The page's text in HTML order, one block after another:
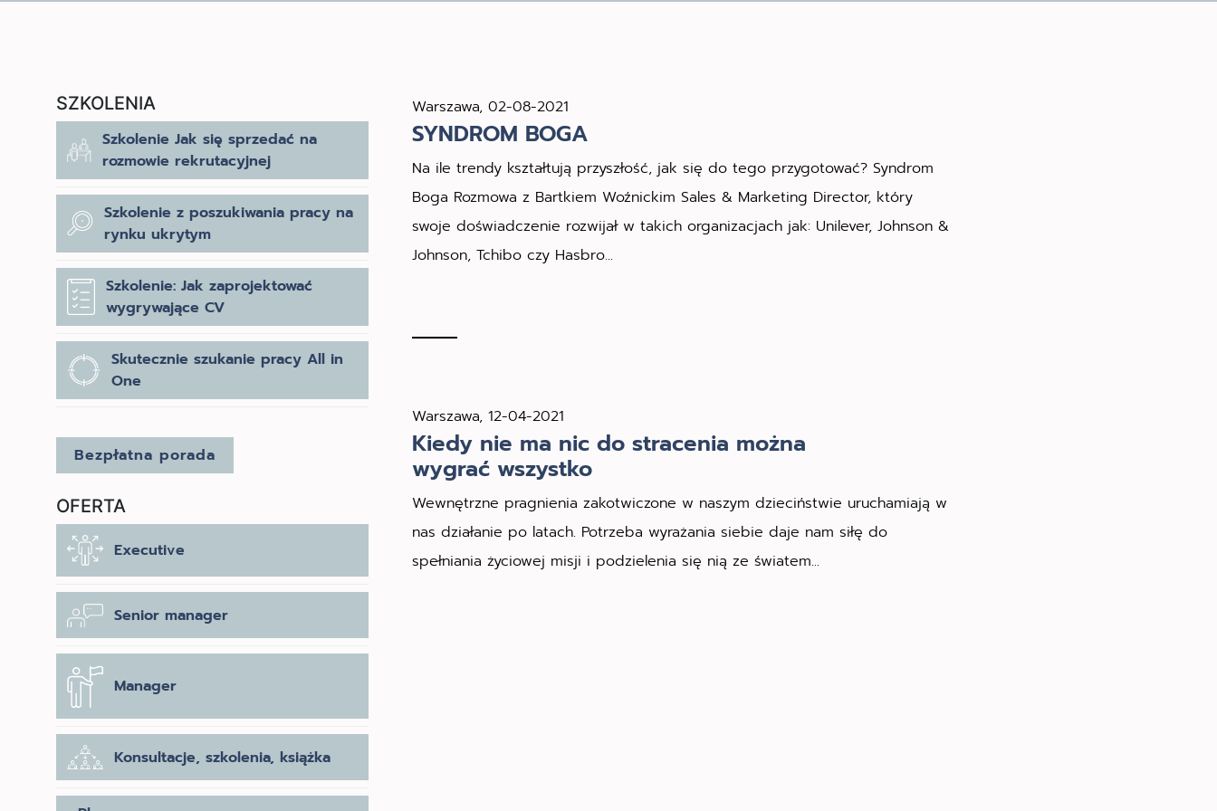
SZKOLENIA
Szkolenie Jak się sprzedać na
rozmowie rekrutacyjnej
Szkolenie z poszukiwania pracy na
rynku ukrytym
Szkolenie: Jak zaprojektować
wygrywające CV
Skutecznie szukanie pracy All in
One
Bezpłatna porada
OFERTA
Executive
Senior manager
Manager
Konsultacje, szkolenia, książka
Warszawa, 02-08-2021
SYNDROM BOGA
Na ile trendy kształtują przyszłość, jak się do tego przygotować? Syndrom
Boga Rozmowa z Bartkiem Woźnickim Sales & Marketing Director, który
swoje doświadczenie rozwijał w takich organizacjach jak: Unilever, Johnson &
Johnson, Tchibo czy Hasbro...
Warszawa, 12-04-2021
Kiedy nie ma nic do stracenia można
wygrać wszystko
Wewnętrzne pragnienia zakotwiczone w naszym dzieciństwie uruchamiają w
nas działanie po latach. Potrzeba wyrażania siebie daje nam siłę do
spełniania życiowej misji i podzielenia się nią ze światem...